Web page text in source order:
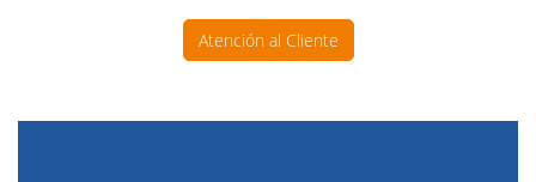
Atención al Cliente